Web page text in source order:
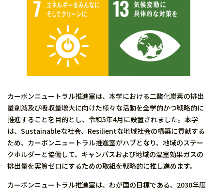
カーボンニュートラル推進室は、本学における二酸化炭素の排出
量削減及び吸収量増大に向けた様々な活動を全学的かつ戦略的に
推進することを目的とし、令和5年4月に設置されました。本学
は、Sustainableな社会、Resilientな地域社会の構築に貢献する
ため、カーボンニュートラル推進室がハブとなり、地域のステー
クホルダーと協働して、キャンパスおよび地域の温室効果ガスの
排出量を実質ゼロにするための取組を戦略的に推し進めます。
カーボンニュートラル推進室は、わが国の目標である、2030年度